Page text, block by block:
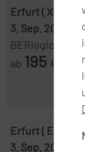
Erfurt ( XIU )
3. Sep. 2026
BERlogic
ab 195 €
Erfurt ( ERF )
3. Sep. 2026